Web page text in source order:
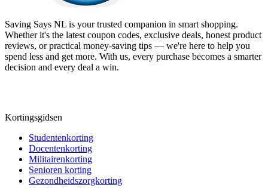
Saving Says NL is your trusted companion in smart shopping.
Whether it's the latest coupon codes, exclusive deals, honest product
reviews, or practical money-saving tips — we're here to help you
spend less and get more. With us, every purchase becomes a smarter
decision and every deal a win.
Kortingsgidsen
Studentenkorting
Docentenkorting
Militairenkorting
Senioren korting
Gezondheidszorgkorting